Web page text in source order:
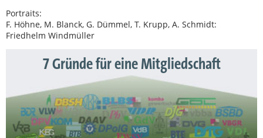
Portraits:
F. Höhne, M. Blanck, G. Dümmel, T. Krupp, A. Schmidt:
Friedhelm Windmüller
7 Gründe für eine Mitgliedschaft